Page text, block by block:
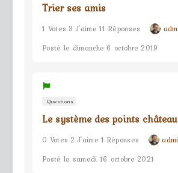
Trier ses amis
1 Votes 3 J'aime 11 Réponses
Posté le dimanche 6 octobre 2019
Questions
Le système des points
0 Votes 2 J'aime 1 Réponses
Posté le samedi 16 octobre 2021